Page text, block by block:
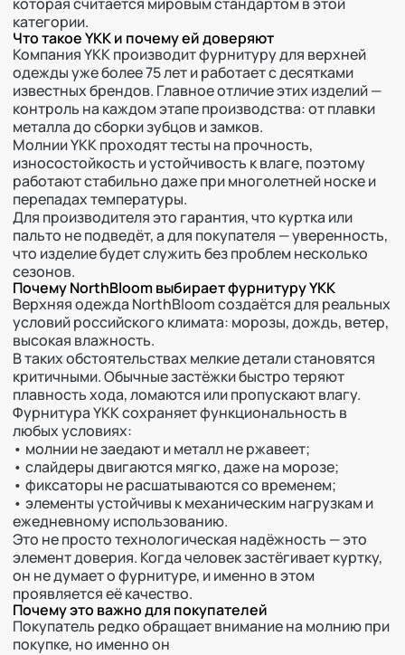
категории.
Что такое YKK и почему ей доверяют
Компания YKK производит фурнитуру для верхней
одежды уже более 75 лет и работает с десятками
известных брендов. Главное отличие этих изделий —
контроль на каждом этапе производства: от плавки
металла до сборки зубцов и замков.
Молнии YKK проходят тесты на прочность,
износостойкость и устойчивость к влаге, поэтому
работают стабильно даже при многолетней носке и
перепадах температуры.
Для производителя это гарантия, что куртка или
пальто не подведёт, а для покупателя — уверенность,
что изделие будет служить без проблем несколько
сезонов.
Почему NorthBloom выбирает фурнитуру YKK
Верхняя одежда NorthBloom создаётся для реальных
условий российского климата: морозы, дождь, ветер,
высокая влажность.
В таких обстоятельствах мелкие детали становятся
критичными. Обычные застёжки быстро теряют
плавность хода, ломаются или пропускают влагу.
Фурнитура YKK сохраняет функциональность в
любых условиях:
• молнии не заедают и металл не ржавеет;
• слайдеры двигаются мягко, даже на морозе;
• фиксаторы не расшатываются со временем;
• элементы устойчивы к механическим нагрузкам и
ежедневному использованию.
Это не просто технологическая надёжность — это
элемент доверия. Когда человек застёгивает куртку,
он не думает о фурнитуре, и именно в этом
проявляется её качество.
Почему это важно для покупателей
Покупатель редко обращает внимание на молнию при
покупке, но именно он